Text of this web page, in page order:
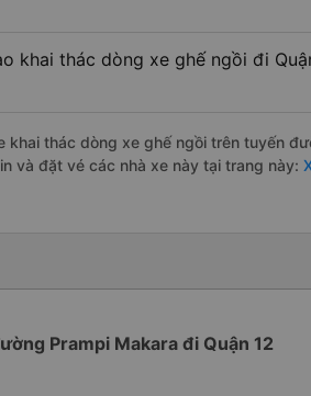
khai thác dòng xe ghế ngồi đi
khai thác dòng xe ghế ngồi trên tuyến
và đặt vé các nhà xe này tại trang này:
Prampi Makara đi Quận 12